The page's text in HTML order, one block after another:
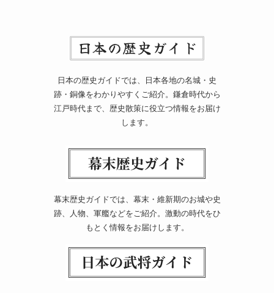
日本の歴史ガイドでは、日本各地の名城・史
跡・銅像をわかりやすくご紹介。鎌倉時代から
江戸時代まで、歴史散策に役立つ情報をお届け
します。
幕末歴史ガイドでは、幕末・維新期のお城や史
跡、人物、軍艦などをご紹介。激動の時代をひ
もとく情報をお届けします。